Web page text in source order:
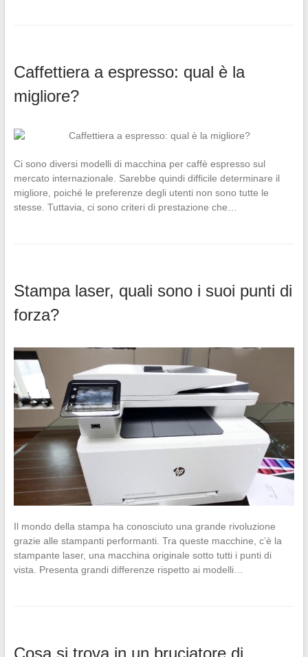
Caffettiera a espresso: qual è la
migliore?
Ci sono diversi modelli di macchina per caffè espresso sul
mercato internazionale. Sarebbe quindi difficile determinare il
migliore, poiché le preferenze degli utenti non sono tutte le
stesse. Tuttavia, ci sono criteri di prestazione che…
Stampa laser, quali sono i suoi punti di
forza?
Il mondo della stampa ha conosciuto una grande rivoluzione
grazie alle stampanti performanti. Tra queste macchine, c’è la
stampante laser, una macchina originale sotto tutti i punti di
vista. Presenta grandi differenze rispetto ai modelli…
Cosa si trova in un bruciatore di